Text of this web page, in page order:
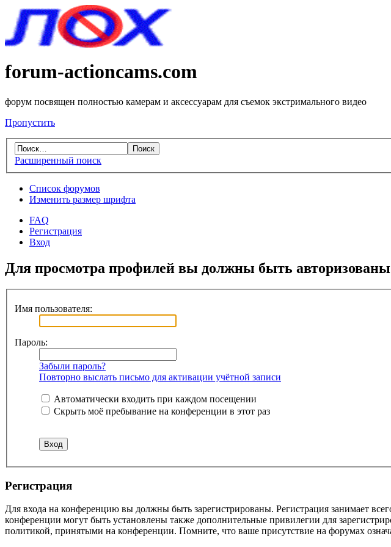
forum-actioncams.com
форум посвящен полностью камерам и аксессуарам для съемок экстримального видео
Пропустить
Расширенный поиск
Список форумов
Изменить размер шрифта
FAQ
Регистрация
Вход
Для просмотра профилей вы должны быть
Имя пользователя:
Пароль:
Забыли пароль?
Повторно выслать письмо для активации учётной записи
Автоматически входить при каждом посещении
Скрыть моё пребывание на конференции в этот раз
Регистрация
Для входа на конференцию вы должны быть зарегистрированы. Регистрация занимает
конференции могут быть установлены также дополнительные привилегии для
политикой, принятыми на конференции. Помните, что ваше присутствие на форумах